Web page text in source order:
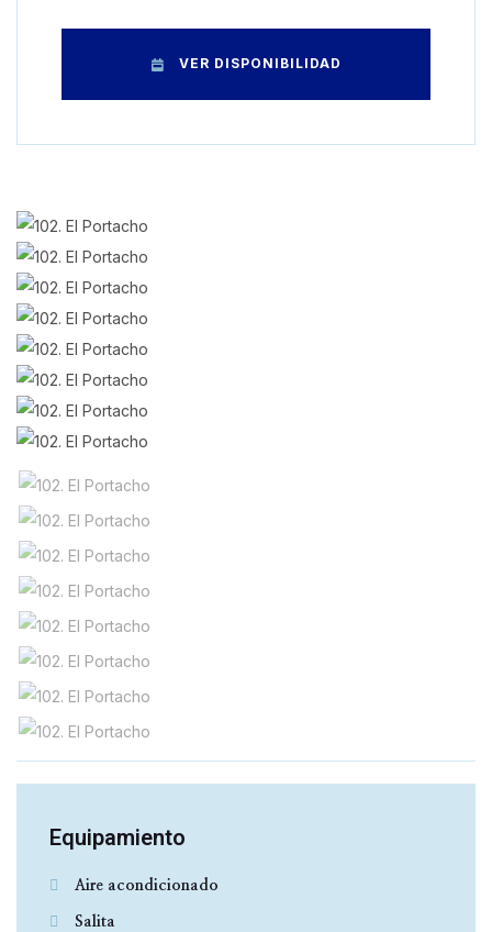
VER DISPONIBILIDAD
Equipamiento
Aire acondicionado
Salita